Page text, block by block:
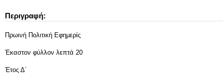
Περιγραφή:
Πρωινή Πολιτική Εφημερίς
Έκαστον φύλλον λεπτά 20
Έτος Δ΄